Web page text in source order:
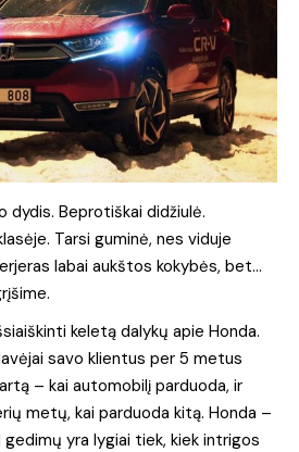
dydis. Beprotiškai didžiulė.
Tarsi guminė, nes viduje
labai aukštos kokybės, bet…
keletą dalykų apie Honda.
savo klientus per 5 metus
– kai automobilį parduoda, ir
metų, kai parduoda kitą. Honda –
gedimų yra lygiai tiek, kiek intrigos